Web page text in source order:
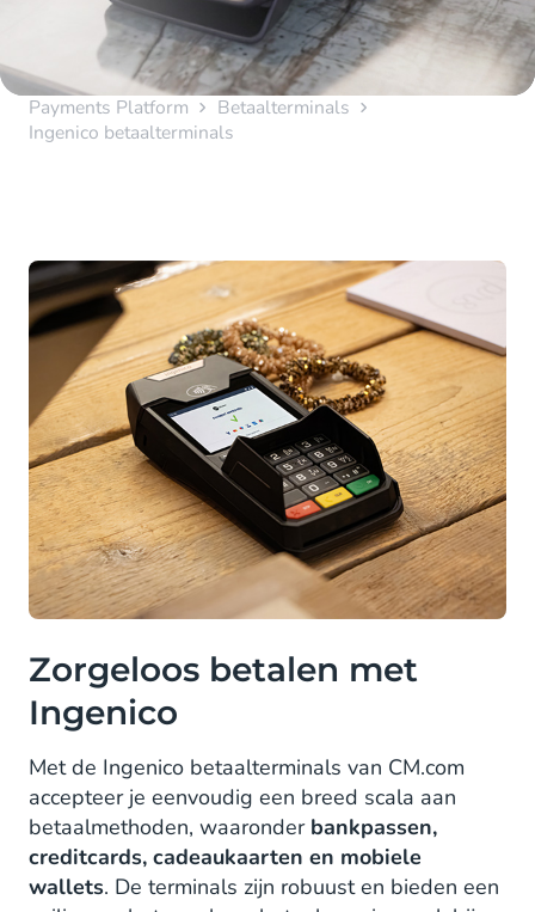
Payments Platform
Betaalterminals
Ingenico betaalterminals
Zorgeloos betalen met
Ingenico
Met de Ingenico betaalterminals van CM.com
accepteer je eenvoudig een breed scala aan
betaalmethoden, waaronder bankpassen,
creditcards, cadeaukaarten en mobiele
wallets. De terminals zijn robuust en bieden een